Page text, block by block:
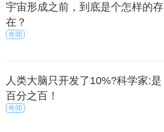
宇宙形成之前，到底是个怎样的存
在？
奇闻
人类大脑只开发了10%?科学家:是
百分之百！
奇闻